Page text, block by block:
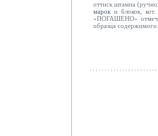
оттиск штампа
марок и блоков,
«ПОГАШЕНО»
образца содержимого.